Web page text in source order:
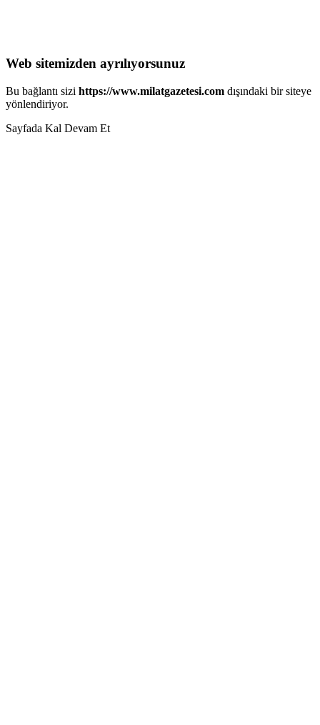
Web sitemizden ayrılıyorsunuz
Bu bağlantı sizi https://www.milatgazetesi.com dışındaki bir siteye
yönlendiriyor.
Sayfada Kal Devam Et